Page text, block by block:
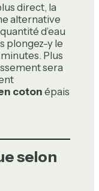
direct, la
alternative
d’eau
plongez-y le
Plus
sera
coton épais
selon